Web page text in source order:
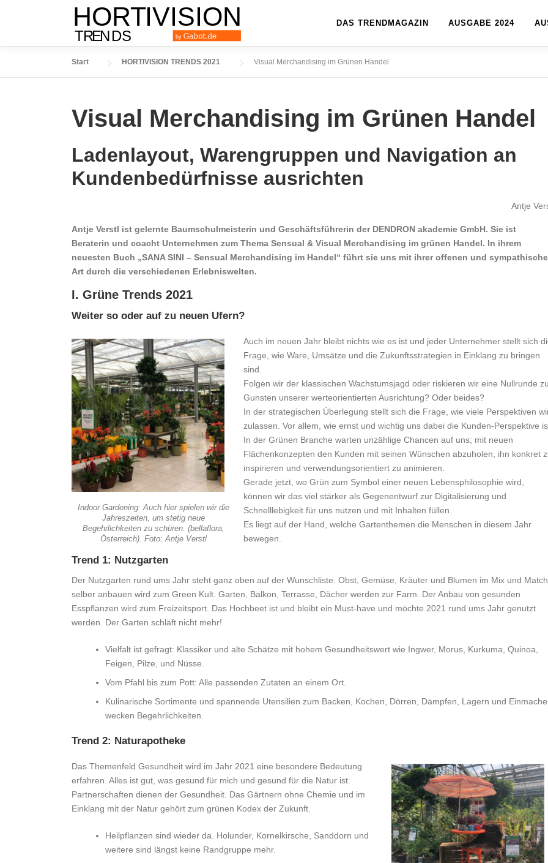
DAS TRENDMAGAZIN AUSGABE 2024
Start HORTIVISION TRENDS 2021 Visual Merchandising im Grünen Handel
Visual Merchandising im Grünen Handel
Ladenlayout, Warengruppen und Navigation an
Kundenbedürfnisse ausrichten
Antje
Antje Verstl ist gelernte Baumschulmeisterin und Geschäftsführerin der DENDRON akademie GmbH. Sie ist
Beraterin und coacht Unternehmen zum Thema Sensual & Visual Merchandising im grünen Handel. In ihrem
neuesten Buch „SANA SINI – Sensual Merchandising im Handel“ führt sie uns mit ihrer offenen und
Art durch die verschiedenen Erlebniswelten.
I. Grüne Trends 2021
Weiter so oder auf zu neuen Ufern?
Indoor Gardening: Auch hier spielen wir die
Jahreszeiten, um stetig neue
Begehrlichkeiten zu schüren. (bellaflora,
Österreich). Foto: Antje Verstl
Auch im neuen Jahr bleibt nichts wie es ist und jeder Unternehmer stellt sich
Frage, wie Ware, Umsätze und die Zukunftsstrategien in Einklang zu bringen
sind.
Folgen wir der klassischen Wachstumsjagd oder riskieren wir eine Nullrunde
Gunsten unserer werteorientierten Ausrichtung? Oder beides?
In der strategischen Überlegung stellt sich die Frage, wie viele Perspektiven
zulassen. Vor allem, wie ernst und wichtig uns dabei die Kunden-Perspektive
In der Grünen Branche warten unzählige Chancen auf uns; mit neuen
Flächenkonzepten den Kunden mit seinen Wünschen abzuholen, ihn konkret
inspirieren und verwendungsorientiert zu animieren.
Gerade jetzt, wo Grün zum Symbol einer neuen Lebensphilosophie wird,
können wir das viel stärker als Gegenentwurf zur Digitalisierung und
Schnelllebigkeit für uns nutzen und mit Inhalten füllen.
Es liegt auf der Hand, welche Gartenthemen die Menschen in diesem Jahr
bewegen.
Trend 1: Nutzgarten
Der Nutzgarten rund ums Jahr steht ganz oben auf der Wunschliste. Obst, Gemüse, Kräuter und Blumen im Mix und Match
selber anbauen wird zum Green Kult. Garten, Balkon, Terrasse, Dächer werden zur Farm. Der Anbau von gesunden
Esspflanzen wird zum Freizeitsport. Das Hochbeet ist und bleibt ein Must-have und möchte 2021 rund ums Jahr genutzt
werden. Der Garten schläft nicht mehr!
Vielfalt ist gefragt: Klassiker und alte Schätze mit hohem Gesundheitswert wie Ingwer, Morus, Kurkuma, Quinoa,
Feigen, Pilze, und Nüsse.
Vom Pfahl bis zum Pott: Alle passenden Zutaten an einem Ort.
Kulinarische Sortimente und spannende Utensilien zum Backen, Kochen, Dörren, Dämpfen, Lagern und
wecken Begehrlichkeiten.
Trend 2: Naturapotheke
Das Themenfeld Gesundheit wird im Jahr 2021 eine besondere Bedeutung
erfahren. Alles ist gut, was gesund für mich und gesund für die Natur ist.
Partnerschaften dienen der Gesundheit. Das Gärtnern ohne Chemie und im
Einklang mit der Natur gehört zum grünen Kodex der Zukunft.
Heilpflanzen sind wieder da. Holunder, Kornelkirsche, Sanddorn und
weitere sind längst keine Randgruppe mehr.